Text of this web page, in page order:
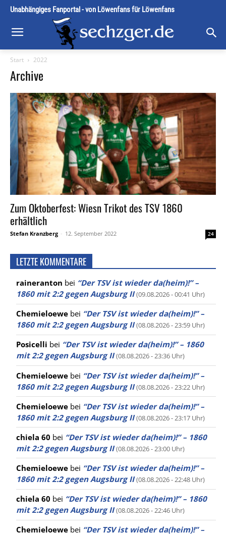
Unabhängiges Fanportal - von Löwenfans für Löwenfans
Start 2022
Archive
Zum Oktoberfest: Wiesn Trikot des TSV 1860
erhältlich
Stefan Kranzberg - 12. September 2022 24
LETZTE KOMMENTARE
raineranton bei “Der TSV ist wieder da(heim)!” –
1860 mit 2:2 gegen Augsburg II (09.08.2026 - 00:41 Uhr)
Chemieloewe bei “Der TSV ist wieder da(heim)!” –
1860 mit 2:2 gegen Augsburg II (08.08.2026 - 23:59 Uhr)
Posicelli bei “Der TSV ist wieder da(heim)!” – 1860
mit 2:2 gegen Augsburg II (08.08.2026 - 23:36 Uhr)
Chemieloewe bei “Der TSV ist wieder da(heim)!” –
1860 mit 2:2 gegen Augsburg II (08.08.2026 - 23:22 Uhr)
Chemieloewe bei “Der TSV ist wieder da(heim)!” –
1860 mit 2:2 gegen Augsburg II (08.08.2026 - 23:17 Uhr)
chiela 60 bei “Der TSV ist wieder da(heim)!” – 1860
mit 2:2 gegen Augsburg II (08.08.2026 - 23:00 Uhr)
Chemieloewe bei “Der TSV ist wieder da(heim)!” –
1860 mit 2:2 gegen Augsburg II (08.08.2026 - 22:48 Uhr)
chiela 60 bei “Der TSV ist wieder da(heim)!” – 1860
mit 2:2 gegen Augsburg II (08.08.2026 - 22:46 Uhr)
Chemieloewe bei “Der TSV ist wieder da(heim)!” –